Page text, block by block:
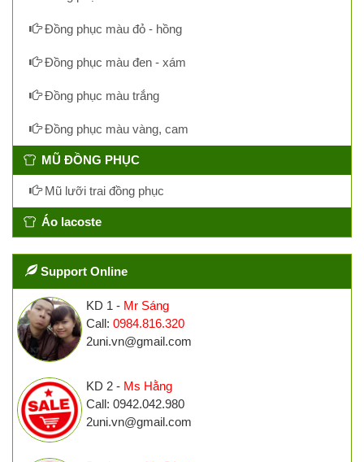
Đồng phục màu đỏ - hồng
Đồng phục màu đen - xám
Đồng phục màu trắng
Đồng phục màu vàng, cam
MŨ ĐỒNG PHỤC
Mũ lưỡi trai đồng phục
Áo lacoste
Support Online
KD 1 - Mr Sáng
Call: 0984.816.320
2uni.vn@gmail.com
KD 2 - Ms Hằng
Call: 0942.042.980
2uni.vn@gmail.com